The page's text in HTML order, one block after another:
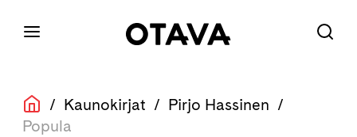
/ Kaunokirjat / Pirjo Hassinen /
Popula